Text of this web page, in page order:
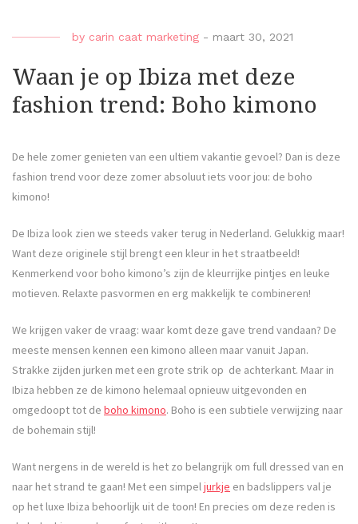
by carin caat marketing - maart 30, 2021
Waan je op Ibiza met deze
fashion trend: Boho kimono
De hele zomer genieten van een ultiem vakantie gevoel? Dan is deze
fashion trend voor deze zomer absoluut iets voor jou: de boho
kimono!
De Ibiza look zien we steeds vaker terug in Nederland. Gelukkig maar!
Want deze originele stijl brengt een kleur in het straatbeeld!
Kenmerkend voor boho kimono’s zijn de kleurrijke pintjes en leuke
motieven. Relaxte pasvormen en erg makkelijk te combineren!
We krijgen vaker de vraag: waar komt deze gave trend vandaan? De
meeste mensen kennen een kimono alleen maar vanuit Japan.
Strakke zijden jurken met een grote strik op de achterkant. Maar in
Ibiza hebben ze de kimono helemaal opnieuw uitgevonden en
omgedoopt tot de boho kimono. Boho is een subtiele verwijzing naar
de bohemain stijl!
Want nergens in de wereld is het zo belangrijk om full dressed van en
naar het strand te gaan! Met een simpel jurkje en badslippers val je
op het luxe Ibiza behoorlijk uit de toon! En precies om deze reden is